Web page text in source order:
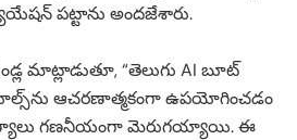
పట్టాను అందజేశారు.
మాట్లాడుతూ, “తెలుగు AI బూట్
ఆచరణాత్మకంగా ఉపయోగించడం
గణనీయంగా మెరుగయ్యాయి. ఈ